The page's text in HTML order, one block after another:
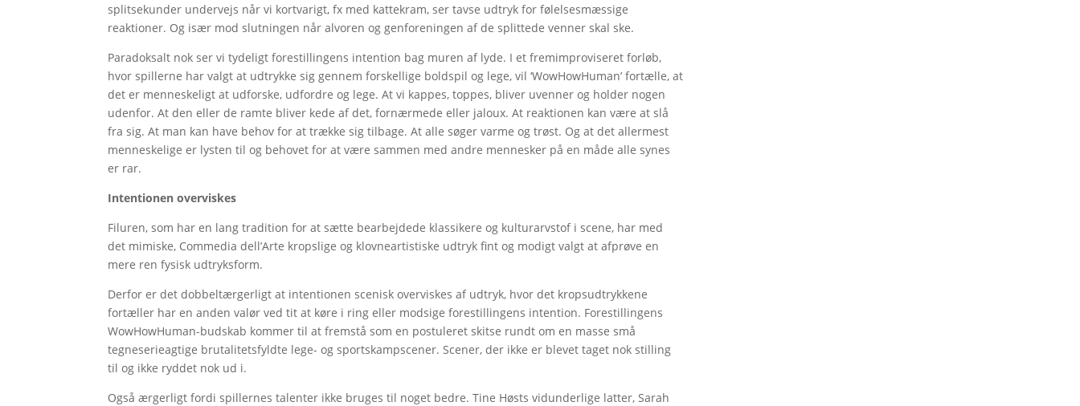
splitsekunder undervejs når vi kortvarigt, fx med kattekram, ser tavse udtryk for følelsesmæssige
reaktioner. Og især mod slutningen når alvoren og genforeningen af de splittede venner skal ske.
Paradoksalt nok ser vi tydeligt forestillingens intention bag muren af lyde. I et fremimproviseret forløb,
hvor spillerne har valgt at udtrykke sig gennem forskellige boldspil og lege, vil ‘WowHowHuman’ fortælle, at
det er menneskeligt at udforske, udfordre og lege. At vi kappes, toppes, bliver uvenner og holder nogen
udenfor. At den eller de ramte bliver kede af det, fornærmede eller jaloux. At reaktionen kan være at slå
fra sig. At man kan have behov for at trække sig tilbage. At alle søger varme og trøst. Og at det allermest
menneskelige er lysten til og behovet for at være sammen med andre mennesker på en måde alle synes
er rar.
Intentionen overviskes
Filuren, som har en lang tradition for at sætte bearbejdede klassikere og kulturarvstof i scene, har med
det mimiske, Commedia dell’Arte kropslige og klovneartistiske udtryk fint og modigt valgt at afprøve en
mere ren fysisk udtryksform.
Derfor er det dobbeltærgerligt at intentionen scenisk overviskes af udtryk, hvor det kropsudtrykkene
fortæller har en anden valør ved tit at køre i ring eller modsige forestillingens intention. Forestillingens
WowHowHuman-budskab kommer til at fremstå som en postuleret skitse rundt om en masse små
tegneserieagtige brutalitetsfyldte lege- og sportskampscener. Scener, der ikke er blevet taget nok stilling
til og ikke ryddet nok ud i.
Også ærgerligt fordi spillernes talenter ikke bruges til noget bedre. Tine Høsts vidunderlige latter, Sarah